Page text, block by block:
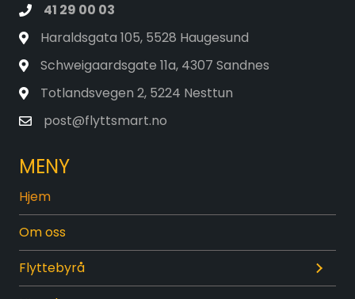
41 29 00 03
Haraldsgata 105, 5528 Haugesund
Schweigaardsgate 11a, 4307 Sandnes
Totlandsvegen 2, 5224 Nesttun
post@flyttsmart.no
MENY
Hjem
Om oss
Flyttebyrå